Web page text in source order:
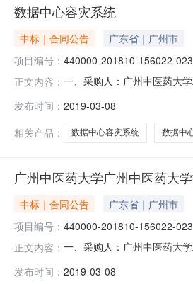
数据中心容灾系统
中标｜合同公告
广东省｜广州市
项目编号： 440000-201810-156022-
正文内容： 一、采购人：广州中医药大
话：010-66504948六、合
发布时间： 2019-03-08
相关产品：
数据中心容灾系统 数据中
广州中医药大学广州中医药大
中标｜合同公告
广东省｜广州市
项目编号： 440000-201810-156022-
正文内容： 一、采购人：广州中医药大
话：010-66504948六、合
发布时间： 2019-03-08